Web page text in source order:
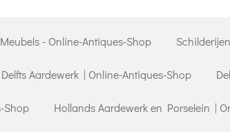
Meubels - Online-Antiques-Shop
Delfts Aardewerk | Online-Antiques-Shop
Shop Hollands Aardewerk en Porselein |